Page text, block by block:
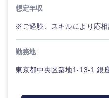
想定年収
※ご経験、スキルにより応相
勤務地
東京都中央区築地1-13-1 銀